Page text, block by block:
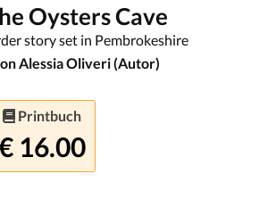
Oysters Cave
story set in Pembrokeshire
Alessia Oliveri (Autor)
Printbuch
16.00